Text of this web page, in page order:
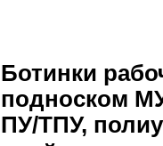
Ботинки
подноском
ПУ/ТПУ,